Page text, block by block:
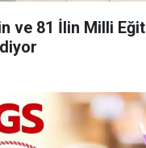
ve 81 İlin Milli